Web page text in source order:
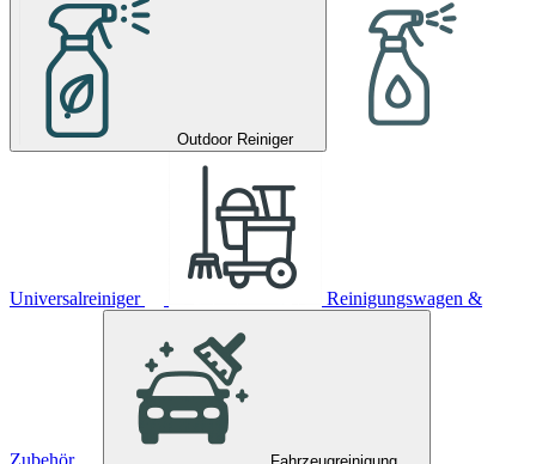
Outdoor Reiniger
Universalreiniger Reinigungswagen &